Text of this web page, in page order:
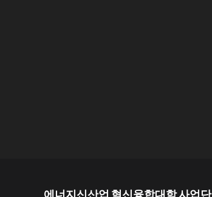
에너지신산업 혁신융합대학 사업단